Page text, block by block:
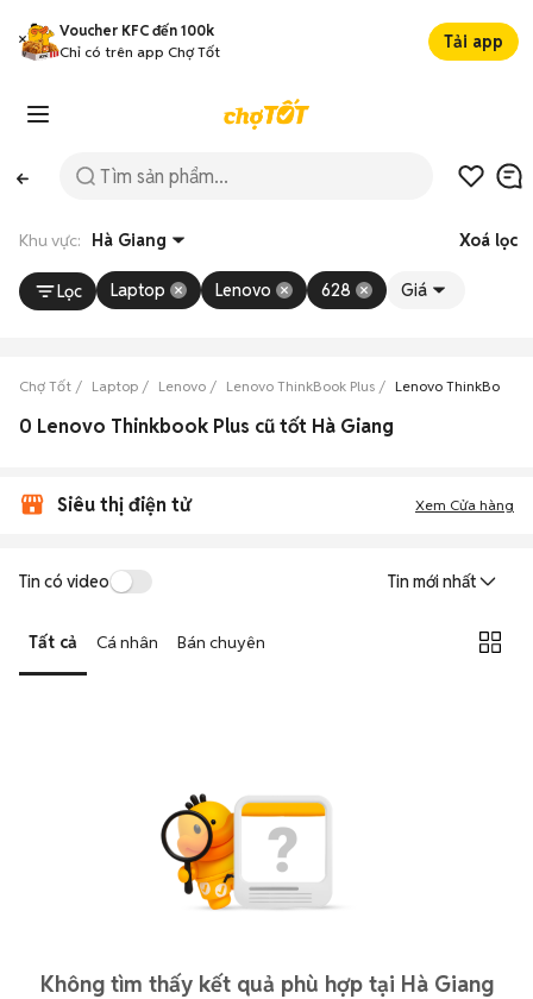
Voucher KFC đến 100k
Chỉ có trên app Chợ Tốt
Tải app
Khu vực: Hà Giang Xoá lọc
Lọc Laptop Lenovo 628 Giá
Chợ Tốt Laptop Lenovo Lenovo ThinkBook Plus Lenovo ThinkBook
0 Lenovo Thinkbook Plus cũ tốt Hà Giang
Siêu thị điện tử Xem Cửa hàng
Tin có video Tin mới nhất
Tất cả Cá nhân Bán chuyên
Không tìm thấy kết quả phù hợp tại Hà Giang